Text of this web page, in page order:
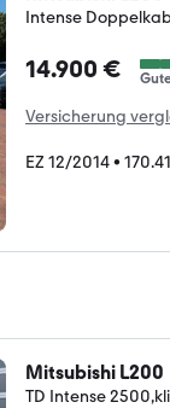
Intense
14.900 €
Versicherung
EZ 12/2014•
Mitsubishi L200
TD Intense